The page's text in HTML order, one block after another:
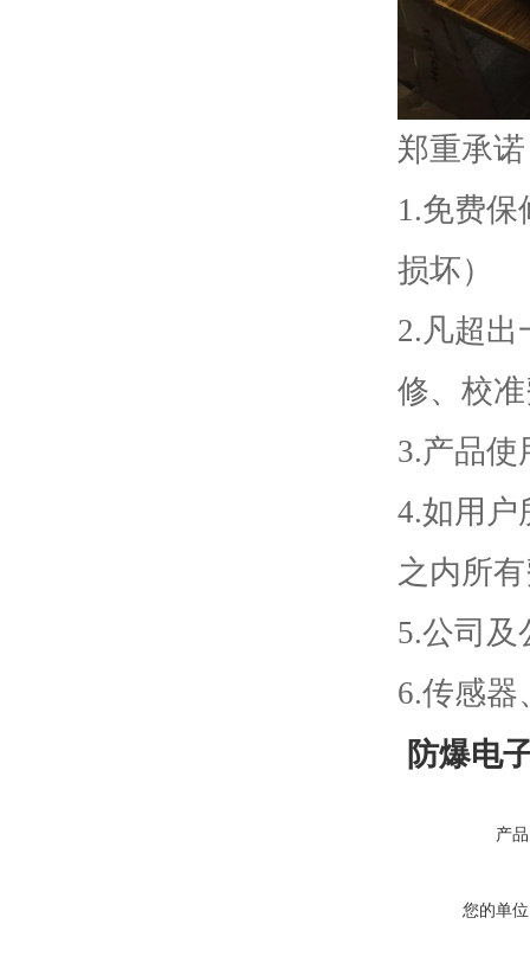
郑重承
1.免费
损坏）
2.凡超出
修、校
3.产品使
4.如用户
之内所
5.公司及
6.传感器
防爆电
产
您的单